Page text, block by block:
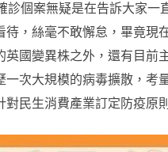
診個案無疑是在告訴大家一
待，絲毫不敢懈怠，畢竟現
國變異株之外，還有目前
次大規模的病毒擴散，考
民生消費產業訂定防疫原